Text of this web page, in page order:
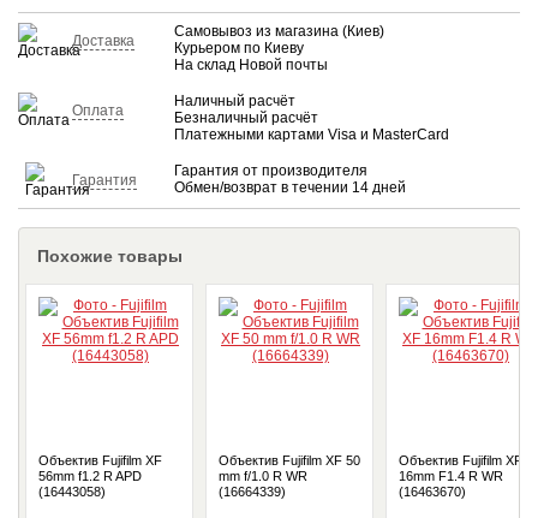
Доставка
Самовывоз из магазина (Киев)
Курьером по Киеву
На склад Новой почты
Оплата
Наличный расчёт
Безналичный расчёт
Платежными картами Visa и MasterCard
Гарантия
Гарантия от производителя
Обмен/возврат в течении 14 дней
Похожие товары
Объектив Fujifilm XF
56mm f1.2 R APD
(16443058)
Объектив Fujifilm XF 50
mm f/1.0 R WR
(16664339)
Объектив Fujifilm XF
16mm F1.4 R WR
(16463670)